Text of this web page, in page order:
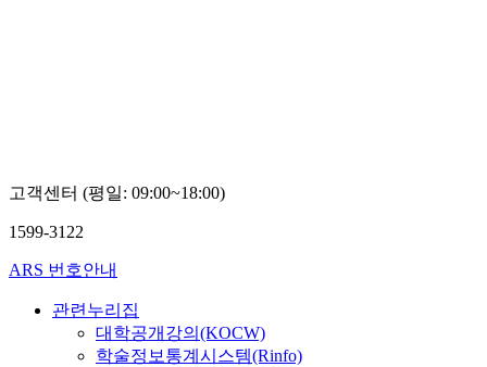
고객센터 (평일: 09:00~18:00)
1599-3122
ARS 번호안내
관련누리집
대학공개강의(KOCW)
학술정보통계시스템(Rinfo)